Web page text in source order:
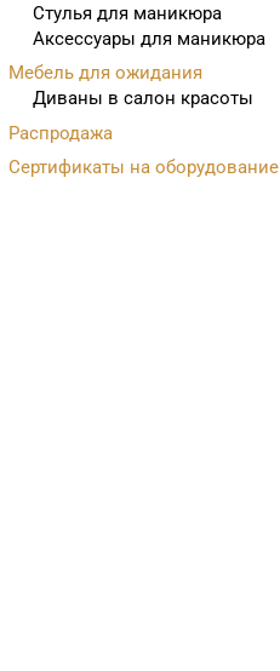
Стулья для маникюра
Аксессуары для маникюра
Мебель для ожидания
Диваны в салон красоты
Распродажа
Сертификаты на оборудование